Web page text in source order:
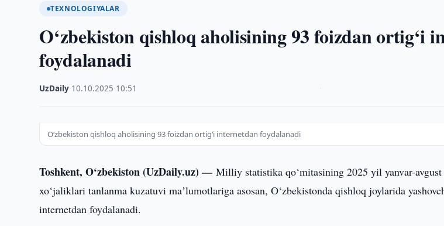
TEXNOLOGIYALAR
O‘zbekiston qishloq aholisining 93 foizdan ortig‘i
foydalanadi
UzDaily 10.10.2025 10:51
O‘zbekiston qishloq aholisining 93 foizdan ortig‘i internetdan foydalanadi
Toshkent, O‘zbekiston (UzDaily.uz) —Milliy statistika qo‘mitasining 2025 yil yanvar-
xo‘jaliklari tanlanma kuzatuvi maʼlumotlariga asosan, O‘zbekistonda qishloq joylarida
internetdan foydalanadi.